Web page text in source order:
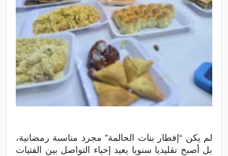
لم يكن “إفطار بنات الحالمة” مجرد مناسبة رمضانية،
بل أصبح تقليديا سنويا يعيد إحياء التواصل بين الفتيات